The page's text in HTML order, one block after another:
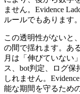
ません。Evidence
ルールでもあります。
この透明性がないと
の間で揺れます。あ
月は「伸びていない
ス、bot判定、ログ
しれません。
能な期間を守るため